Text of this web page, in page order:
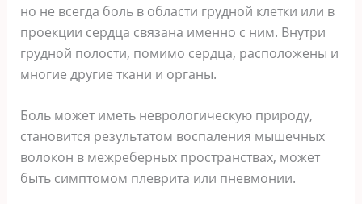
но не всегда боль в области грудной клетки или в
проекции сердца связана именно с ним. Внутри
грудной полости, помимо сердца, расположены и
многие другие ткани и органы.
Боль может иметь неврологическую природу,
становится результатом воспаления мышечных
волокон в межреберных пространствах, может
быть симптомом плеврита или пневмонии.